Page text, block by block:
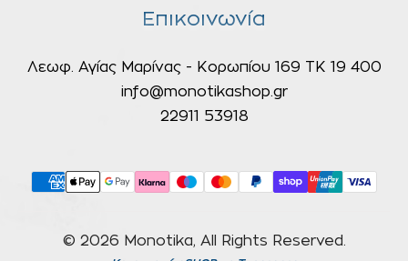
Επικοινωνία
Λεωφ. Αγίας Μαρίνας - Κορωπίου 169 ΤΚ 19 400
info@monotikashop.gr
22911 53918
© 2026 Monotika, All Rights Reserved.